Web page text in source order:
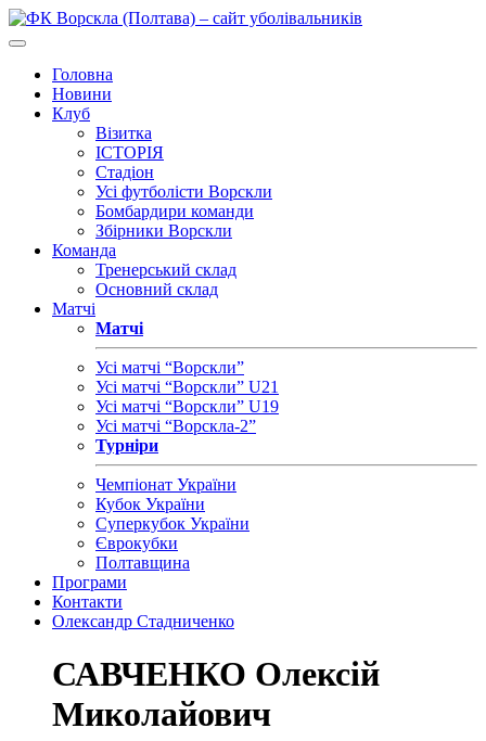
Головна
Новини
Клуб
Візитка
ІСТОРІЯ
Стадіон
Усі футболісти Ворскли
Бомбардири команди
Збірники Ворскли
Команда
Тренерський склад
Основний склад
Матчі
Матчі
Усі матчі “Ворскли”
Усі матчі “Ворскли” U21
Усі матчі “Ворскли” U19
Усі матчі “Ворскла-2”
Турніри
Чемпіонат України
Кубок України
Суперкубок України
Єврокубки
Полтавщина
Програми
Контакти
Олександр Стадниченко
САВЧЕНКО Олексій
Миколайович